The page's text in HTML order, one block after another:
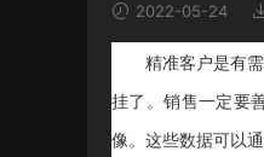
2022-05-24
精准客户是有
挂了。销售一定要
像。这些数据可以